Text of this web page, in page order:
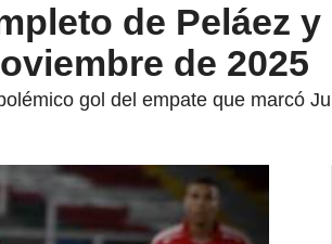
de Peláez y
de 2025
gol del empate que marcó